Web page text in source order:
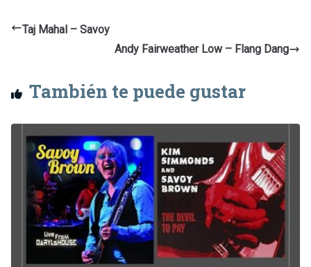
Taj Mahal – Savoy
Andy Fairweather Low – Flang Dang
También te puede gustar